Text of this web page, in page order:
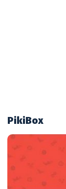
PikiBox